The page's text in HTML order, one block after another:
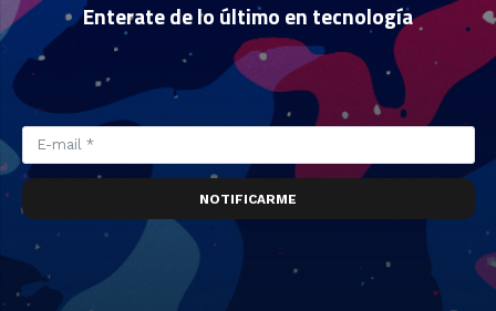
Enterate de lo último en tecnología
NOTIFICARME